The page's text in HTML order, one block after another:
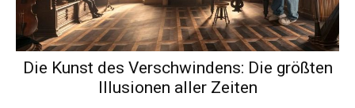
Die Kunst des Verschwindens: Die größten
Illusionen aller Zeiten